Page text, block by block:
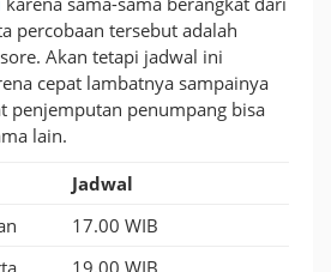
percobaan tersebut adalah
Akan tetapi jadwal ini
cepat lambatnya sampainya
penjemputan penumpang bisa
lain.
Jadwal
17.00 WIB
19.00 WIB